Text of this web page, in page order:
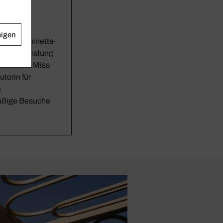
Antoinette
Abwechslung
bei Miss
für
Besuche